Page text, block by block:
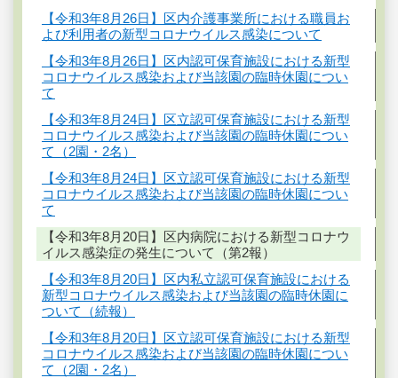
【令和3年8月26日】区内介護事業所における職員お
よび利用者の新型コロナウイルス感染について
【令和3年8月26日】区内認可保育施設における新型
コロナウイルス感染および当該園の臨時休園につい
て
【令和3年8月24日】区立認可保育施設における新型
コロナウイルス感染および当該園の臨時休園につい
て（2園・2名）
【令和3年8月24日】区立認可保育施設における新型
コロナウイルス感染および当該園の臨時休園につい
て
【令和3年8月20日】区内病院における新型コロナウ
イルス感染症の発生について（第2報）
【令和3年8月20日】区内私立認可保育施設における
新型コロナウイルス感染および当該園の臨時休園に
ついて（続報）
【令和3年8月20日】区立認可保育施設における新型
コロナウイルス感染および当該園の臨時休園につい
て（2園・2名）